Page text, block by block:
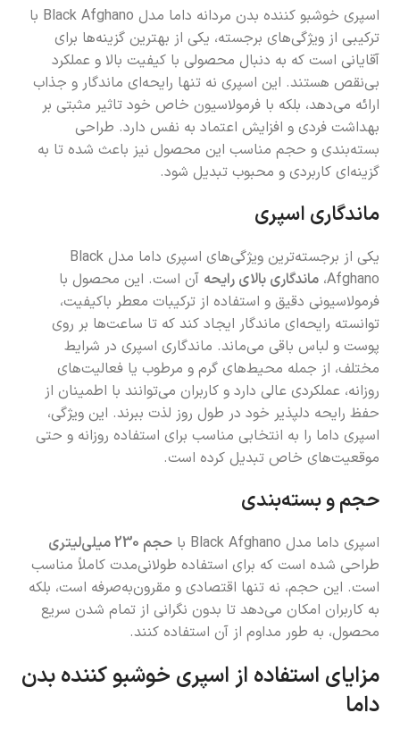
اسپری خوشبو کننده بدن مردانه داما مدل Black Afghano با
ترکیبی از ویژگی‌های برجسته، یکی از بهترین گزینه‌ها برای
آقایانی است که به دنبال محصولی با کیفیت بالا و عملکرد
بی‌نقص هستند. این اسپری نه تنها رایحه‌ای ماندگار و جذاب
ارائه می‌دهد، بلکه با فرمولاسیون خاص خود تاثیر مثبتی بر
بهداشت فردی و افزایش اعتماد به نفس دارد. طراحی
بسته‌بندی و حجم مناسب این محصول نیز باعث شده تا به
گزینه‌ای کاربردی و محبوب تبدیل شود.
ماندگاری اسپری
یکی از برجسته‌ترین ویژگی‌های اسپری داما مدل Black
Afghano، ماندگاری بالای رایحه آن است. این محصول با
فرمولاسیونی دقیق و استفاده از ترکیبات معطر باکیفیت،
توانسته رایحه‌ای ماندگار ایجاد کند که تا ساعت‌ها بر روی
پوست و لباس باقی می‌ماند. ماندگاری اسپری در شرایط
مختلف، از جمله محیط‌های گرم و مرطوب یا فعالیت‌های
روزانه، عملکردی عالی دارد و کاربران می‌توانند با اطمینان از
حفظ رایحه دلپذیر خود در طول روز لذت ببرند. این ویژگی،
اسپری داما را به انتخابی مناسب برای استفاده روزانه و حتی
موقعیت‌های خاص تبدیل کرده است.
حجم و بسته‌بندی
اسپری داما مدل Black Afghano با
حجم 230 میلی‌لیتری
طراحی شده است که برای استفاده طولانی‌مدت کاملاً مناسب
است. این حجم، نه تنها اقتصادی و مقرون‌به‌صرفه است، بلکه
به کاربران امکان می‌دهد تا بدون نگرانی از تمام شدن سریع
محصول، به طور مداوم از آن استفاده کنند.
مزایای استفاده از اسپری خوشبو کننده بدن
داما